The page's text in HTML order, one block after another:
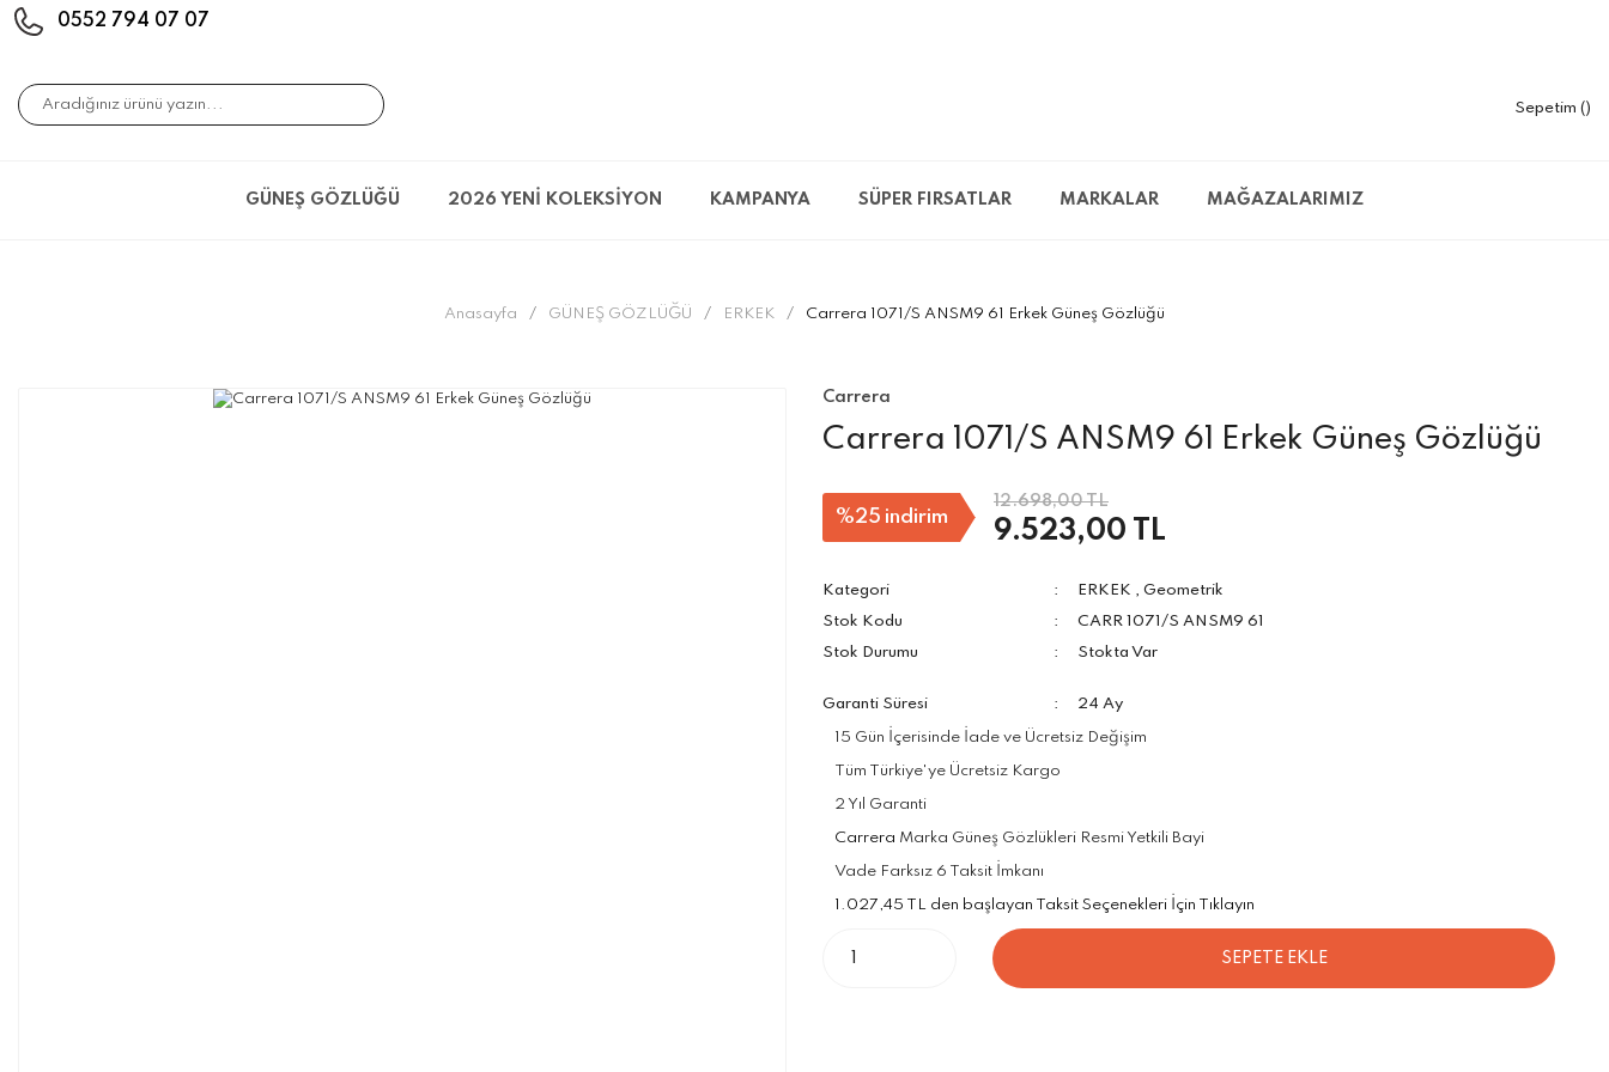
0552 794 07 07
Sepetim
GÜNEŞ GÖZLÜĞÜ 2026 YENİ KOLEKSİYON KAMPANYA SÜPER FIRSATLAR MARKALAR MAĞAZALARIMIZ
Anasayfa GÜNEŞ GÖZLÜĞÜ ERKEK Carrera 1071/S ANSM9 61 Erkek Güneş Gözlüğü
Carrera
Carrera 1071/S ANSM9 61 Erkek Güneş Gözlüğü
%25 indirim
12.698,00 TL
9.523,00 TL
Kategori ERKEK , Geometrik
Stok Kodu
CARR 1071/S ANSM9 61
Stok Durumu
Stokta Var
Garanti Süresi 24 Ay
15 Gün İçerisinde İade ve Ücretsiz Değişim
Tüm Türkiye'ye Ücretsiz Kargo
2 Yıl Garanti
Carrera Marka Güneş Gözlükleri Resmi Yetkili Bayi
Vade Farksız 6 Taksit İmkanı
1.027,45 TL den başlayan Taksit Seçenekleri İçin Tıklayın
SEPETE EKLE